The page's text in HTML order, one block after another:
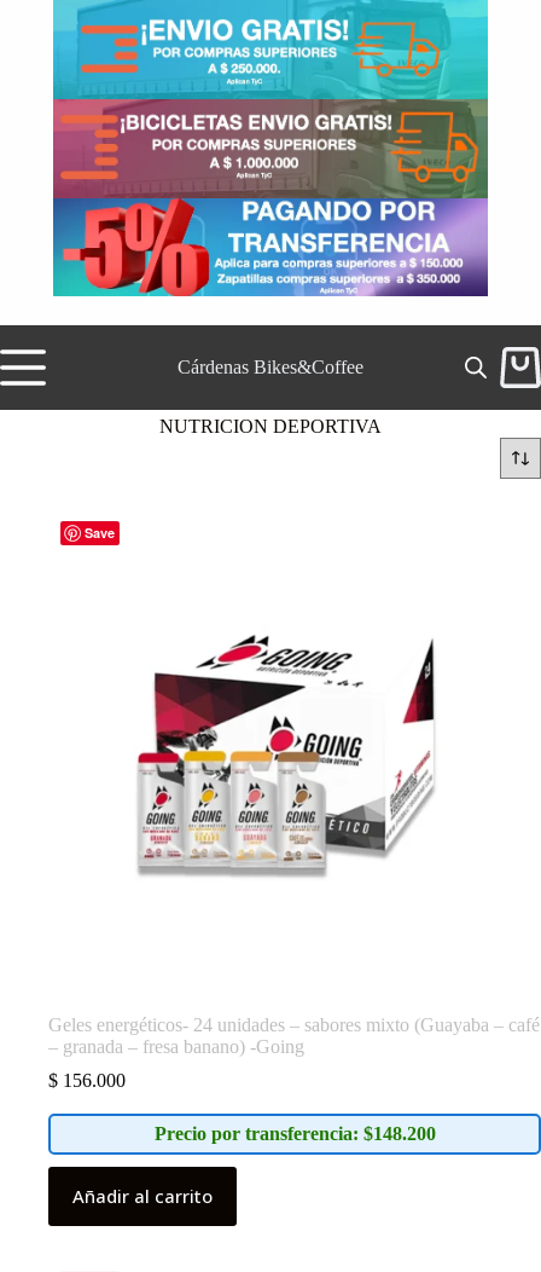
Cárdenas Bikes&Coffee
Carro
NUTRICION DEPORTIVA
Save
Geles energéticos- 24 unidades – sabores mixto (Guayaba – café
– granada – fresa banano) -Going
$ 156.000
Precio por transferencia: $148.200
Añadir al carrito